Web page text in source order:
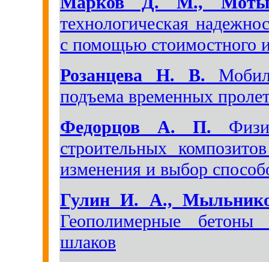
технологическая
с помощью стоимостного
Розанцева Н. В.
подъема временных
Федорцов А. П.
строительных
изменения и выбор
Гулин И. А.,
Геополимерные
шлаков